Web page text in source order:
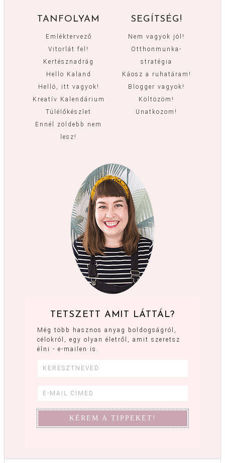
TANFOLYAM
Emléktervező
Vitorlát fel!
Kertésznadrág
Hello Kaland
Helló, itt vagyok!
Kreatív Kalendárium
Túlélőkészlet
Ennél zöldebb nem
lesz!
SEGÍTSÉG!
Nem vagyok jól!
Otthonmunka-
stratégia
Káosz a ruhatáram!
Blogger vagyok!
Költözöm!
Unatkozom!
TETSZETT AMIT LÁTTÁL?
Még több hasznos anyag boldogságról,
célokról, egy olyan életről, amit szeretsz
élni - e-mailen is.